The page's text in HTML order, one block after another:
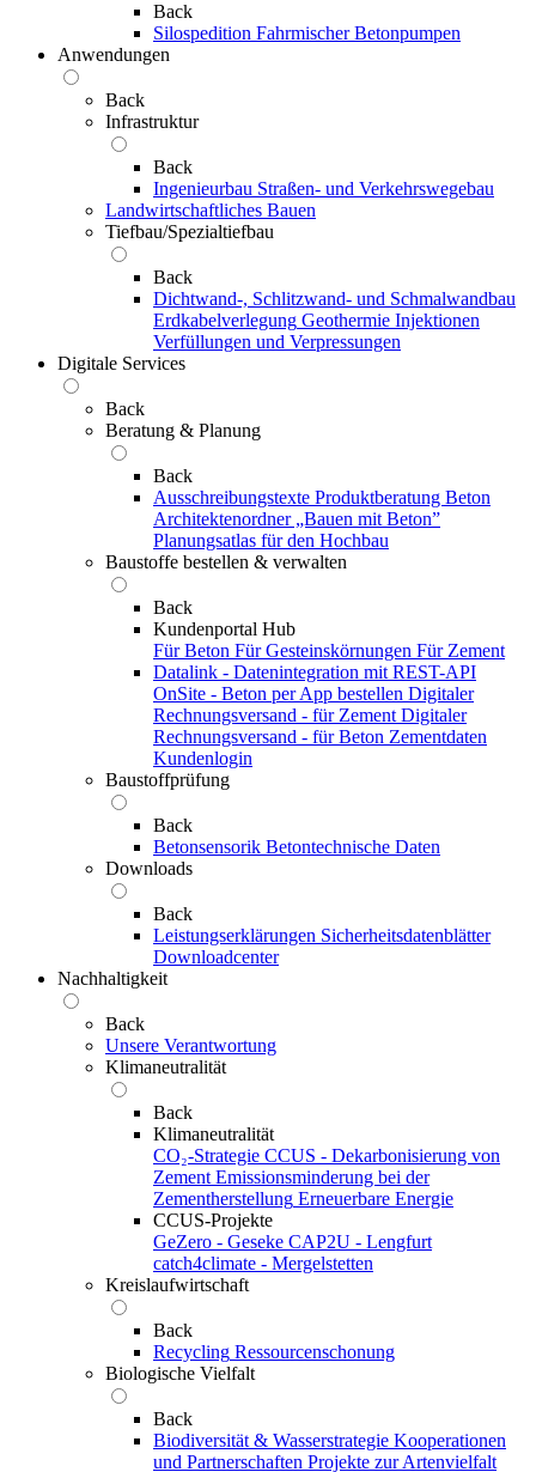
Back
Silospedition Fahrmischer Betonpumpen
Anwendungen
Back
Infrastruktur
Back
Ingenieurbau Straßen- und Verkehrswegebau
Landwirtschaftliches Bauen
Tiefbau/Spezialtiefbau
Back
Dichtwand-, Schlitzwand- und Schmalwandbau
Erdkabelverlegung Geothermie Injektionen
Verfüllungen und Verpressungen
Digitale Services
Back
Beratung & Planung
Back
Ausschreibungstexte Produktberatung Beton
Architektenordner „Bauen mit Beton”
Planungsatlas für den Hochbau
Baustoffe bestellen & verwalten
Back
Kundenportal Hub
Für Beton Für Gesteinskörnungen Für Zement
Datalink - Datenintegration mit REST-API
OnSite - Beton per App bestellen Digitaler
Rechnungsversand - für Zement Digitaler
Rechnungsversand - für Beton Zementdaten
Kundenlogin
Baustoffprüfung
Back
Betonsensorik Betontechnische Daten
Downloads
Back
Leistungserklärungen Sicherheitsdatenblätter
Downloadcenter
Nachhaltigkeit
Back
Unsere Verantwortung
Klimaneutralität
Back
Klimaneutralität
CO₂-Strategie CCUS - Dekarbonisierung von
Zement Emissionsminderung bei der
Zementherstellung Erneuerbare Energie
CCUS-Projekte
GeZero - Geseke CAP2U - Lengfurt
catch4climate - Mergelstetten
Kreislaufwirtschaft
Back
Recycling Ressourcenschonung
Biologische Vielfalt
Back
Biodiversität & Wasserstrategie Kooperationen
und Partnerschaften Projekte zur Artenvielfalt